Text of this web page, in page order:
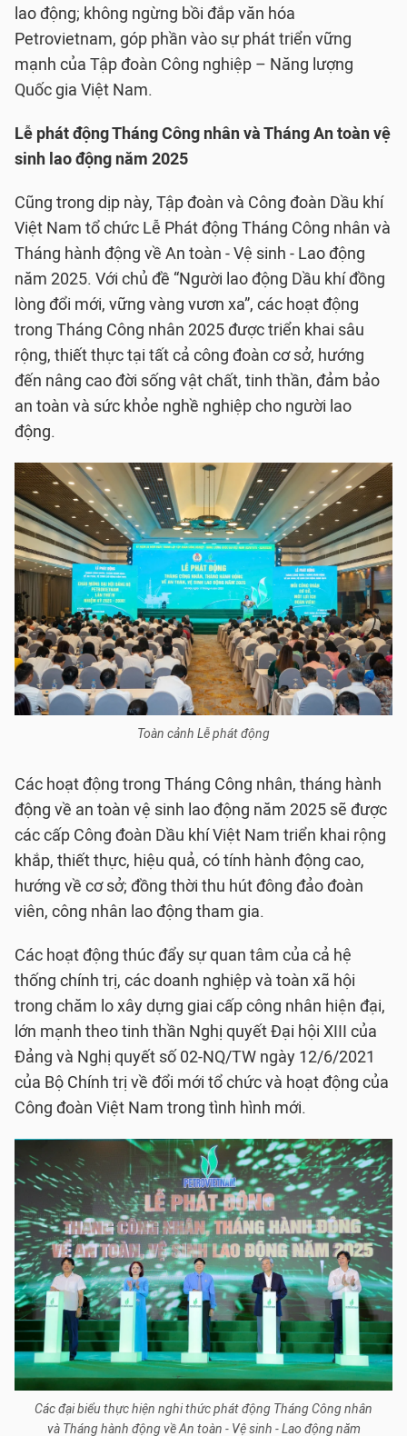
lao động; không ngừng bồi đắp văn hóa
Petrovietnam, góp phần vào sự phát triển vững
mạnh của Tập đoàn Công nghiệp – Năng lượng
Quốc gia Việt Nam.
Lễ phát động Tháng Công nhân và Tháng An toàn vệ
sinh lao động năm 2025
Cũng trong dịp này, Tập đoàn và Công đoàn Dầu khí
Việt Nam tổ chức Lễ Phát động Tháng Công nhân và
Tháng hành động về An toàn - Vệ sinh - Lao động
năm 2025. Với chủ đề “Người lao động Dầu khí đồng
lòng đổi mới, vững vàng vươn xa”, các hoạt động
trong Tháng Công nhân 2025 được triển khai sâu
rộng, thiết thực tại tất cả công đoàn cơ sở, hướng
đến nâng cao đời sống vật chất, tinh thần, đảm bảo
an toàn và sức khỏe nghề nghiệp cho người lao
động.
Toàn cảnh Lễ phát động
Các hoạt động trong Tháng Công nhân, tháng hành
động về an toàn vệ sinh lao động năm 2025 sẽ được
các cấp Công đoàn Dầu khí Việt Nam triển khai rộng
khắp, thiết thực, hiệu quả, có tính hành động cao,
hướng về cơ sở; đồng thời thu hút đông đảo đoàn
viên, công nhân lao động tham gia.
Các hoạt động thúc đẩy sự quan tâm của cả hệ
thống chính trị, các doanh nghiệp và toàn xã hội
trong chăm lo xây dựng giai cấp công nhân hiện đại,
lớn mạnh theo tinh thần Nghị quyết Đại hội XIII của
Đảng và Nghị quyết số 02-NQ/TW ngày 12/6/2021
của Bộ Chính trị về đổi mới tổ chức và hoạt động của
Công đoàn Việt Nam trong tình hình mới.
Các đại biểu thực hiện nghi thức phát động Tháng Công nhân
và Tháng hành động về An toàn - Vệ sinh - Lao động năm